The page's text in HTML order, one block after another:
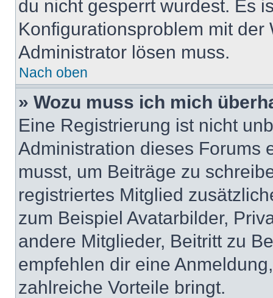
du nicht gesperrt wurdest. Es
Konfigurationsproblem mit
Administrator lösen muss.
Nach oben
» Wozu muss ich mich
Eine Registrierung ist nicht
Administration dieses Forums
musst, um Beiträge zu
registriertes Mitglied
zum Beispiel Avatarbilder,
andere Mitglieder, Beitritt zu
empfehlen dir eine
zahlreiche Vorteile bringt.